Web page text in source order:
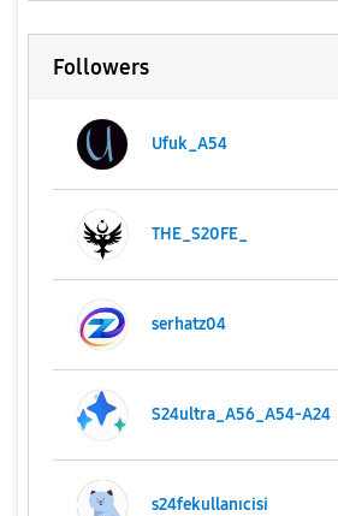
Followers
Ufuk_A54
THE_S20FE_
serhatz04
S24ultra_A56_A54-A24
s24fekullanıcisi